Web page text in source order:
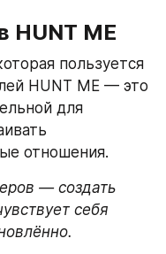
HUNT ME
пользуется
HUNT ME — это
для
отношения.
себя